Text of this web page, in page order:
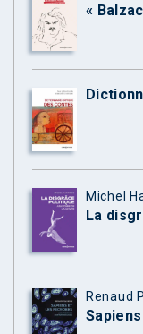
«
Michel
La
Renaud